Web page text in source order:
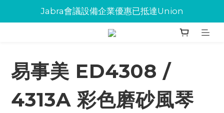
Jabra會議設備企業優惠已抵達Union
Jabra會議設備企業優惠已抵達Union
環保碳粉歡迎大量下單
易事美 ED4308 /
4313A 彩色磨砂風琴